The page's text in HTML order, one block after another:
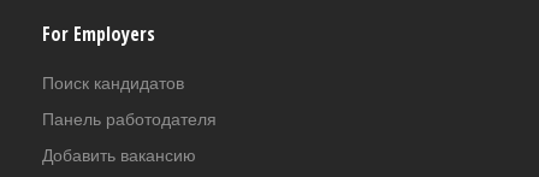
For Employers
Поиск кандидатов
Панель работодателя
Добавить вакансию